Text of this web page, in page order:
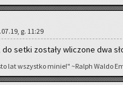
g. 11:29
setki zo­sta­ły wli­czo­ne dwa
lat wszyst­ko minie!" ~Ralph Waldo